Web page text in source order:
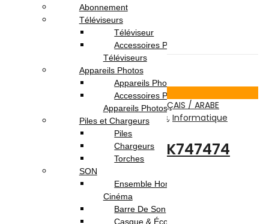
Related products
Accessoires et Périphériques,Claviers, Informatique
CLAVIER USB MACRO K747474
FRANÇAIS / ARABE
Abonnement
Téléviseurs
Téléviseur
Accessoires Pour
Téléviseurs
Appareils Photos
Appareils Photo
Accessoires Pour
Appareils Photos
Piles et Chargeurs
Piles
Chargeurs
Torches
SON
Ensemble Home
Cinéma
Barre De Son
Casque & Écouteurs